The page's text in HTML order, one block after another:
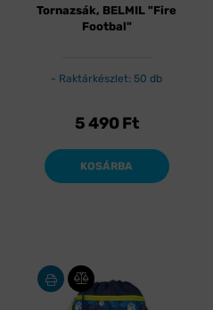
Tornazsák, BELMIL "Fire
Footbal"
Raktárkészlet: 50 db
5 490 Ft
KOSÁRBA